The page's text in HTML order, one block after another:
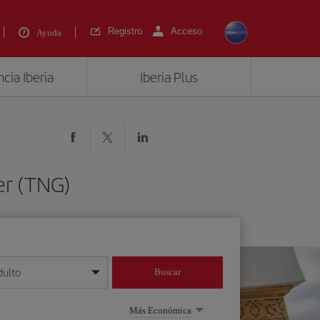
Ayuda Registro Acceso
Iberia Iberia Plus
(TNG)
mes/año
Buscar
Más Económica